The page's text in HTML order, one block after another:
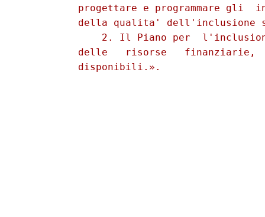
progettare e programmare gli
della qualita' dell'inclusione
2. Il Piano per
delle   risorse   finanziarie,